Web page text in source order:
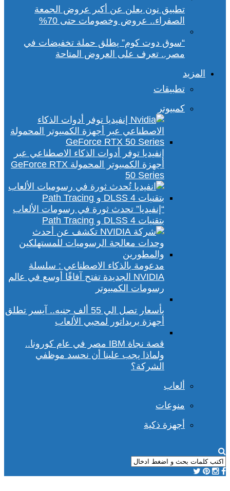
تطبيق نون يعلن عن أكبر عروض الجمعة
الصفراء.. عروض وخصومات حتى 70%
“سوق دوت كوم” يطلق حملة تخفيضات في
مصر.. تعرف على العروض المتاحة
المزيد
تطبيقات
كمبيوتر
إنفيديا توفر أدوات الذكاء الاصطناعي عبر
أجهزة الكمبيوتر المحمولة GeForce RTX
50 Series
“إنفيديا” تحدث ثورة في رسومات الألعاب
بتقنيات DLSS 4 و Path Tracing
مدعومة بالذكاء الاصطناعي : سلسلة
NVIDIA الجديدة تفتح آفاقًا أوسع في عالم
رسومات الكمبيوتر
بأسعار تصل الي 55 ألف جنيه.. آيسر تطلق
أجهزة بريداتور لمحبي الألعاب
قصة نجاة IBM مصر في عام كورونا..
ولماذا يجب علينا أن نحسد موظفي
الشركة؟
ألعاب
منوعات
أجهزة ذكية